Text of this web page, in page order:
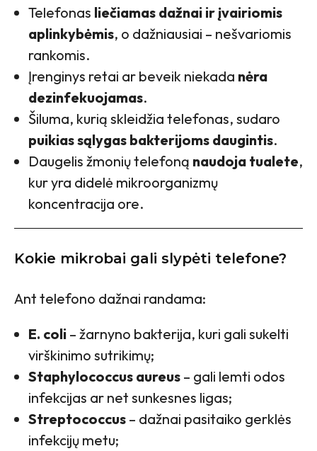
Telefonas liečiamas dažnai ir įvairiomis
aplinkybėmis, o dažniausiai – nešvariomis
rankomis.
Įrenginys retai ar beveik niekada nėra
dezinfekuojamas.
Šiluma, kurią skleidžia telefonas, sudaro
puikias sąlygas bakterijoms daugintis.
Daugelis žmonių telefoną naudoja tualete,
kur yra didelė mikroorganizmų
koncentracija ore.
Kokie mikrobai gali slypėti telefone?
Ant telefono dažnai randama:
E. coli – žarnyno bakterija, kuri gali sukelti
virškinimo sutrikimų;
Staphylococcus aureus – gali lemti odos
infekcijas ar net sunkesnes ligas;
Streptococcus – dažnai pasitaiko gerklės
infekcijų metu;